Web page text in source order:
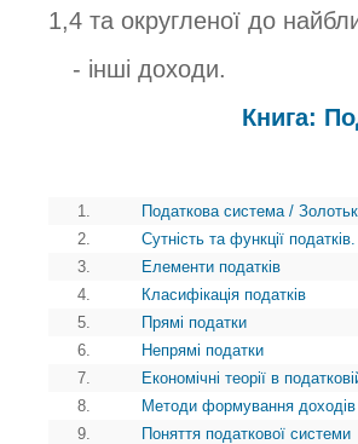
1,4 та округленої до
- інші доходи.
Книга:
1.
Податкова система /
2.
Сутність та функції податків.
3.
Елементи податків
4.
Класифікація податків
5.
Прямі податки
6.
Непрямі податки
7.
Економічні теорії в
8.
Методи формування
9.
Поняття податкової системи